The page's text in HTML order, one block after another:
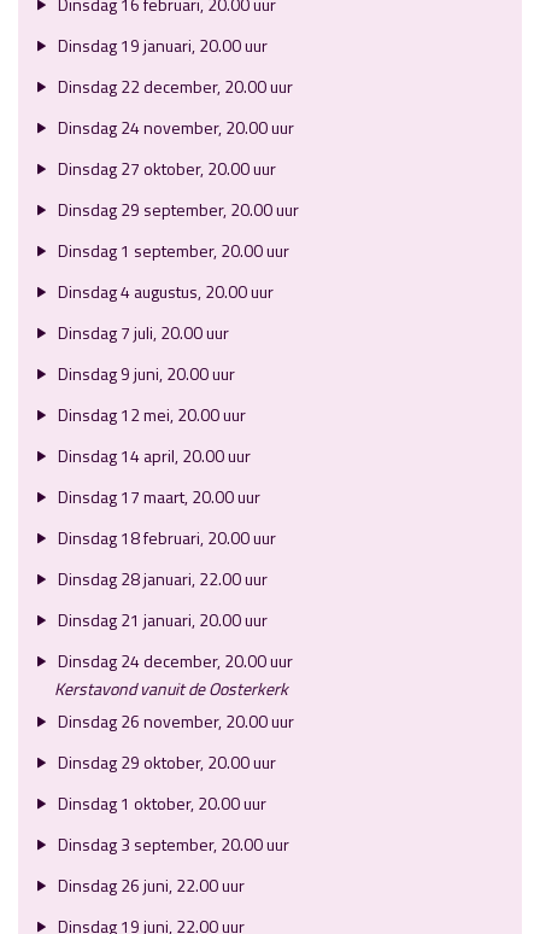
Dinsdag 19 januari, 20.00 uur
Dinsdag 22 december, 20.00 uur
Dinsdag 24 november, 20.00 uur
Dinsdag 27 oktober, 20.00 uur
Dinsdag 29 september, 20.00 uur
Dinsdag 1 september, 20.00 uur
Dinsdag 4 augustus, 20.00 uur
Dinsdag 7 juli, 20.00 uur
Dinsdag 9 juni, 20.00 uur
Dinsdag 12 mei, 20.00 uur
Dinsdag 14 april, 20.00 uur
Dinsdag 17 maart, 20.00 uur
Dinsdag 18 februari, 20.00 uur
Dinsdag 28 januari, 22.00 uur
Dinsdag 21 januari, 20.00 uur
Dinsdag 24 december, 20.00 uur
Kerstavond vanuit de Oosterkerk
Dinsdag 26 november, 20.00 uur
Dinsdag 29 oktober, 20.00 uur
Dinsdag 1 oktober, 20.00 uur
Dinsdag 3 september, 20.00 uur
Dinsdag 26 juni, 22.00 uur
Dinsdag 19 juni, 22.00 uur